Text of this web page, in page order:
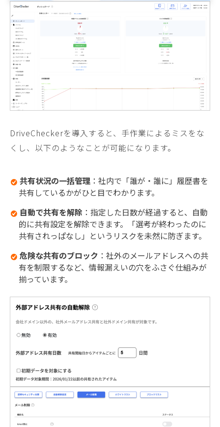
DriveCheckerを導入すると、手作業によるミスをな
くし、以下のようなことが可能になります。
共有状況の一括管理 ：社内で「誰が・誰に」履歴書を
共有しているかがひと目でわかります。
自動で共有を解除 ：指定した日数が経過すると、自動
的に共有設定を解除できます。「選考が終わったのに
共有されっぱなし」というリスクを未然に防ぎます。
危険な共有のブロック ：社外のメールアドレスへの共
有を制限するなど、情報漏えいの穴をふさぐ仕組みが
揃っています。